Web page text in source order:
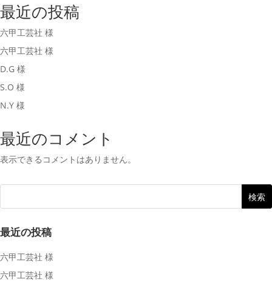
最近の投稿
六甲工芸社 様
六甲工芸社 様
D.G 様
S.O 様
N.Y 様
最近のコメント
表示できるコメントはありません。
最近の投稿
六甲工芸社 様
六甲工芸社 様